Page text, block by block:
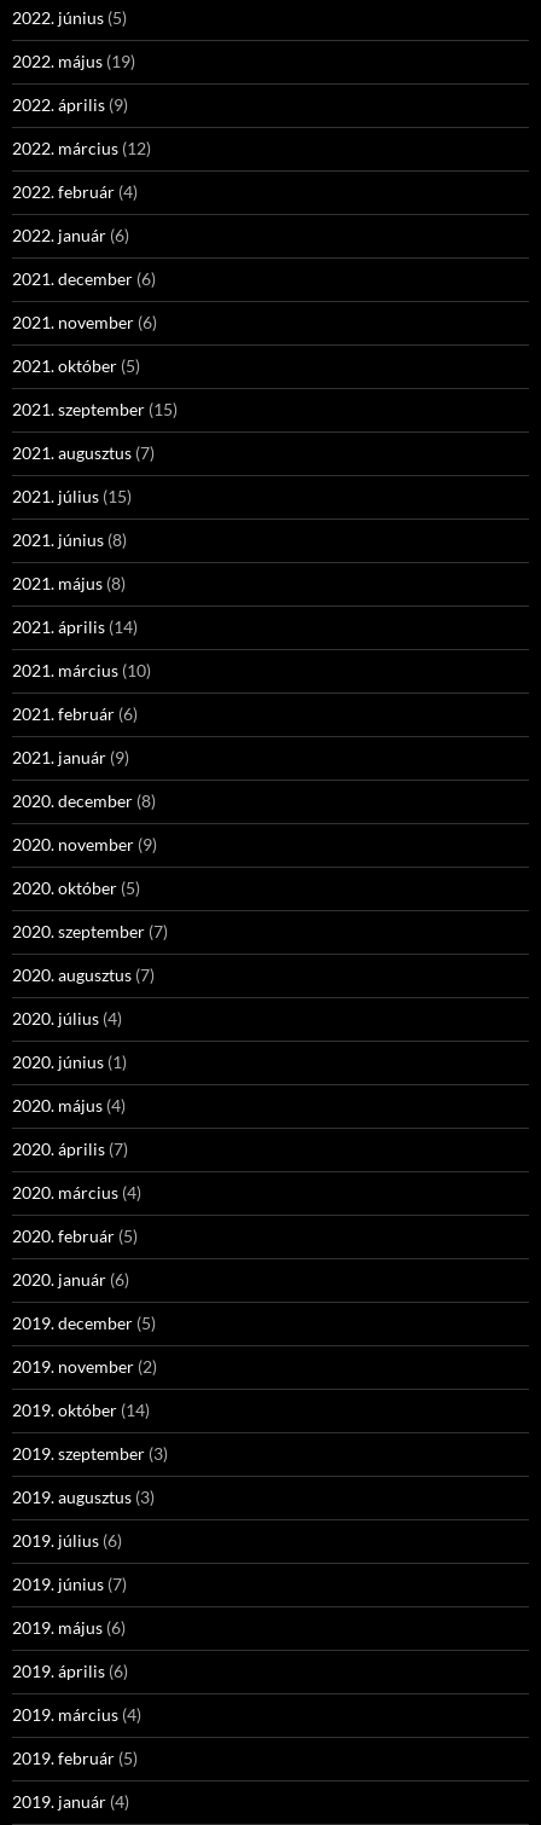
2022. június (5)
2022. május (19)
2022. április (9)
2022. március (12)
2022. február (4)
2022. január (6)
2021. december (6)
2021. november (6)
2021. október (5)
2021. szeptember (15)
2021. augusztus (7)
2021. július (15)
2021. június (8)
2021. május (8)
2021. április (14)
2021. március (10)
2021. február (6)
2021. január (9)
2020. december (8)
2020. november (9)
2020. október (5)
2020. szeptember (7)
2020. augusztus (7)
2020. július (4)
2020. június (1)
2020. május (4)
2020. április (7)
2020. március (4)
2020. február (5)
2020. január (6)
2019. december (5)
2019. november (2)
2019. október (14)
2019. szeptember (3)
2019. augusztus (3)
2019. július (6)
2019. június (7)
2019. május (6)
2019. április (6)
2019. március (4)
2019. február (5)
2019. január (4)